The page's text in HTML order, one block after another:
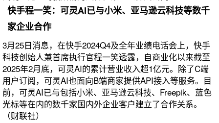
快手程一笑：可灵AI已与小米、亚马逊云科技等数千
家企业合作
3月25日消息，在快手2024Q4及全年业绩电话会上，快手
科技创始人兼首席执行官程一笑透露，自商业化以来截至
2025年2月底，可灵AI的累计营业收入超1亿元。除了C端
用户订阅，可灵AI也面向B端商家提供API接入等服务。目
前，可灵AI已与包括小米、亚马逊云科技、Freepik、蓝色
光标等在内的数千家国内外企业客户建立了合作关系。
（财联社）